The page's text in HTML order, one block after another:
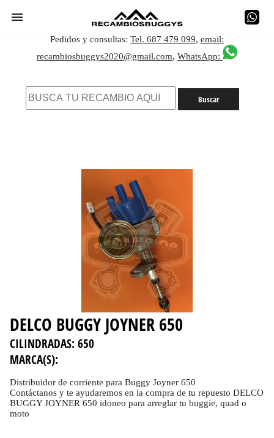
Pedidos y consultas: Tel. 687 479 099, email:
recambiosbuggys2020@gmail.com, WhatsApp:
DELCO BUGGY JOYNER 650
CILINDRADAS: 650
MARCA(S):
Distribuidor de corriente para Buggy Joyner 650
Contáctanos y te ayudaremos en la compra de tu repuesto DELCO
BUGGY JOYNER 650 idoneo para arreglar tu buggie, quad o
moto